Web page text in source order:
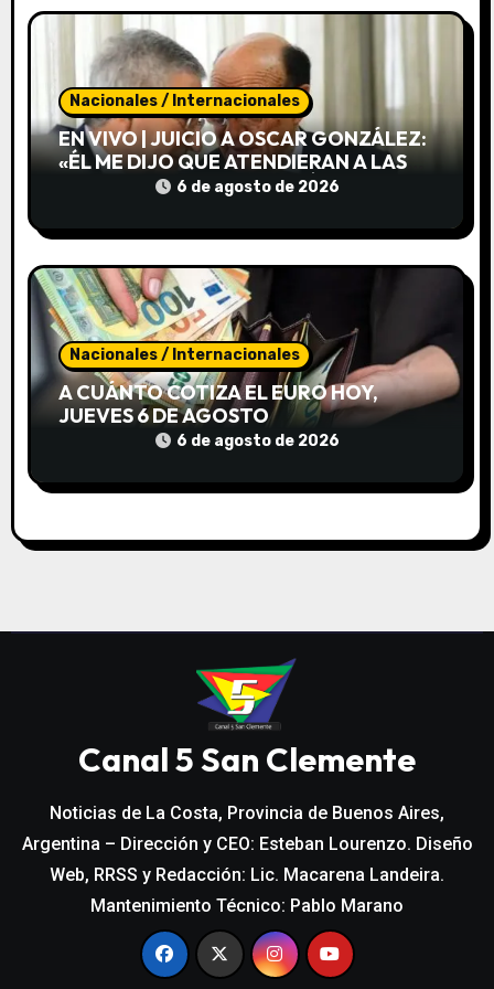
n
r
a
d
a
s
Nacionales / Internacionales
EN VIVO | JUICIO A OSCAR GONZÁLEZ:
«ÉL ME DIJO QUE ATENDIERAN A LAS
PERSONAS DEL OTRO VEHÍCULO»
6 de agosto de 2026
Nacionales / Internacionales
A CUÁNTO COTIZA EL EURO HOY,
JUEVES 6 DE AGOSTO
6 de agosto de 2026
Canal 5 San Clemente
Noticias de La Costa, Provincia de Buenos Aires,
Argentina – Dirección y CEO: Esteban Lourenzo. Diseño
Web, RRSS y Redacción: Lic. Macarena Landeira.
Mantenimiento Técnico: Pablo Marano